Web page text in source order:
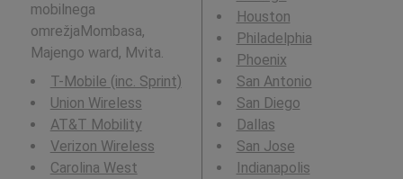
mobilnega
omrežjaMombasa,
Majengo ward, Mvita.
T-Mobile (inc. Sprint)
Union Wireless
AT&T Mobility
Verizon Wireless
Carolina West
Houston
Philadelphia
Phoenix
San Antonio
San Diego
Dallas
San Jose
Indianapolis